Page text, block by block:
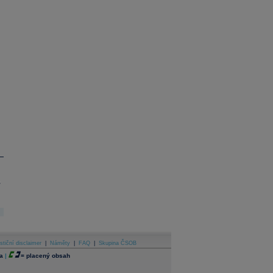
disclaimer Náměty FAQ Skupina ČSOB
| = placený obsah